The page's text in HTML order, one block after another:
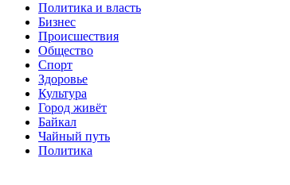
Политика и власть
Бизнес
Происшествия
Общество
Cпорт
Здоровье
Культура
Город живёт
Байкал
Чайный путь
Политика